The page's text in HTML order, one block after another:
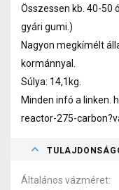
Összessen kb. 40-50
gyári gumi.)
Nagyon megkímélt
kormánnyal.
Súlya: 14,1kg.
Minden infó a
reactor-275-
Általános vázméret